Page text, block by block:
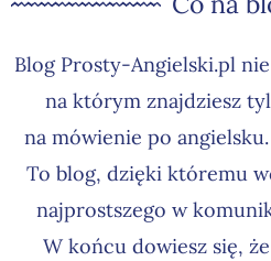
Blog Prosty-Angielski.pl
na którym znajdziesz
na mówienie po
To blog, dzięki któremu
najprostszego w
W końcu dowiesz się,